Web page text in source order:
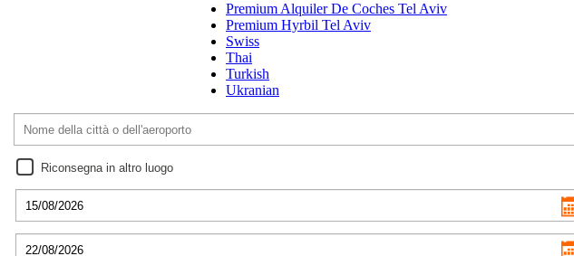
Premium Alquiler De Coches Tel Aviv
Premium Hyrbil Tel Aviv
Swiss
Thai
Turkish
Ukranian
Riconsegna in altro luogo